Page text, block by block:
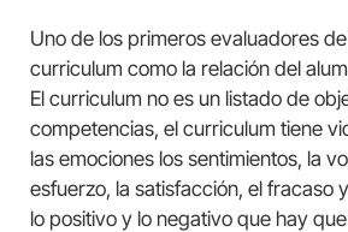
Uno de los primeros evaluadores
curriculum como la relación del
El curriculum no es un listado de
competencias, el curriculum tiene
las emociones los sentimientos, la
esfuerzo, la satisfacción, el fracaso
lo positivo y lo negativo que hay